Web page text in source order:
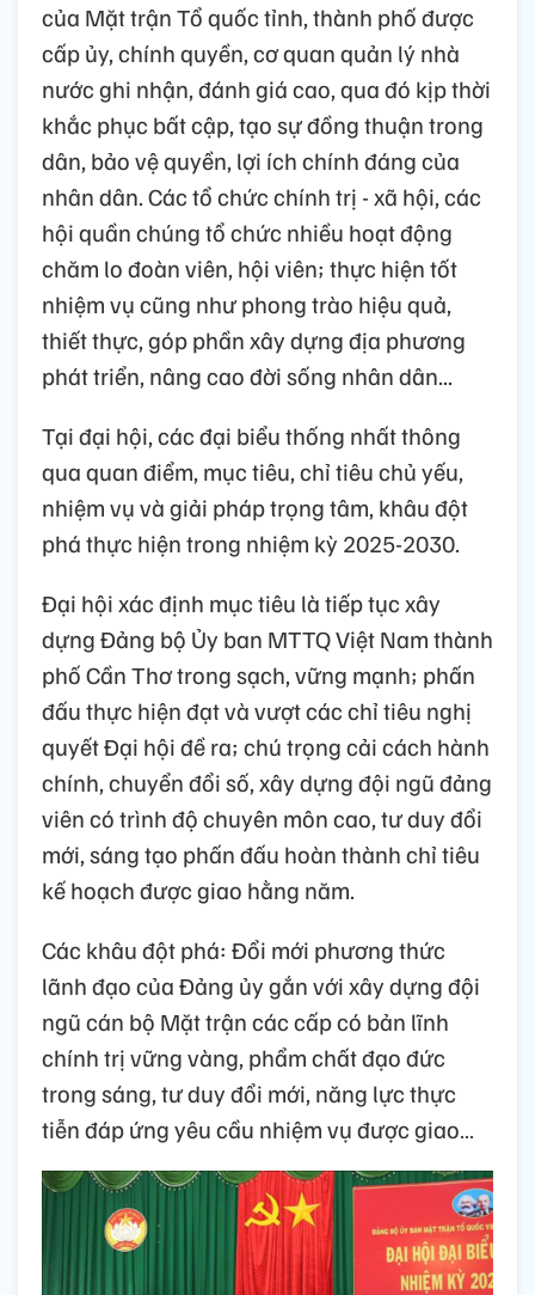
của Mặt trận Tổ quốc tỉnh, thành phố được
cấp ủy, chính quyền, cơ quan quản lý nhà
nước ghi nhận, đánh giá cao, qua đó kịp thời
khắc phục bất cập, tạo sự đồng thuận trong
dân, bảo vệ quyền, lợi ích chính đáng của
nhân dân. Các tổ chức chính trị - xã hội, các
hội quần chúng tổ chức nhiều hoạt động
chăm lo đoàn viên, hội viên; thực hiện tốt
nhiệm vụ cũng như phong trào hiệu quả,
thiết thực, góp phần xây dựng địa phương
phát triển, nâng cao đời sống nhân dân...
Tại đại hội, các đại biểu thống nhất thông
qua quan điểm, mục tiêu, chỉ tiêu chủ yếu,
nhiệm vụ và giải pháp trọng tâm, khâu đột
phá thực hiện trong nhiệm kỳ 2025-2030.
Đại hội xác định mục tiêu là tiếp tục xây
dựng Đảng bộ Ủy ban MTTQ Việt Nam thành
phố Cần Thơ trong sạch, vững mạnh; phấn
đấu thực hiện đạt và vượt các chỉ tiêu nghị
quyết Đại hội đề ra; chú trọng cải cách hành
chính, chuyển đổi số, xây dựng đội ngũ đảng
viên có trình độ chuyên môn cao, tư duy đổi
mới, sáng tạo phấn đấu hoàn thành chỉ tiêu
kế hoạch được giao hằng năm.
Các khâu đột phá: Đổi mới phương thức
lãnh đạo của Đảng ủy gắn với xây dựng đội
ngũ cán bộ Mặt trận các cấp có bản lĩnh
chính trị vững vàng, phẩm chất đạo đức
trong sáng, tư duy đổi mới, năng lực thực
tiễn đáp ứng yêu cầu nhiệm vụ được giao…